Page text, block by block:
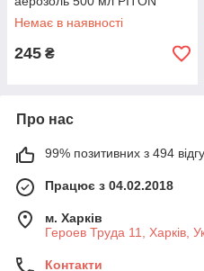
Немає в наявності
245 ₴
Про нас
99% позитивних з 494
Працює з 04.02.2018
м. Харків
Героев Труда 11, Харків,
Контакти